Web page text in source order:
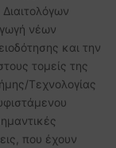
νέων
και την
τομείς της
Τεχνολογίας
που έχουν